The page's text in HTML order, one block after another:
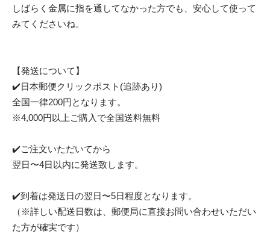
しばらく金属に指を通してなかった方でも、安心して使って
みてくださいね。
【発送について】
✔️日本郵便クリックポスト(追跡あり)
全国一律200円となります。
※4,000円以上ご購入で全国送料無料
✔️ご注文いただいてから
翌日〜4日以内に発送致します。
✔️到着は発送日の翌日〜5日程度となります。
（※詳しい配送日数は、郵便局に直接お問い合わせいただい
た方が確実です）